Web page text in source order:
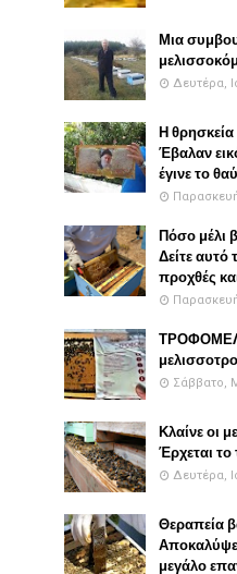
Μια
Δευτέρα,
Η θρησκεία
Έβαλαν
έγινε το
Πόσο μέλι
Δείτε αυτό
προχθές
Σάββατο,
Κλαίνε οι
Έρχεται το
Δευτέρα,
Θεραπεία
μεγάλο